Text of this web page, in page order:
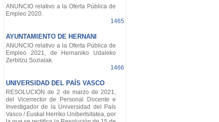
ANUNCIO relativo a la Oferta Pública de
Empleo 2020.
1465
AYUNTAMIENTO DE HERNANI
ANUNCIO relativo a la Oferta Pública de
Empleo 2021, de Hernaniko Udaleko
Zerbitzu Sozialak.
1466
UNIVERSIDAD DEL PAÍS VASCO
RESOLUCIÓN de 2 de marzo de 2021,
del Vicerrector de Personal Docente e
Investigador de la Universidad del País
Vasco / Euskal Herriko Unibertsitatea, por